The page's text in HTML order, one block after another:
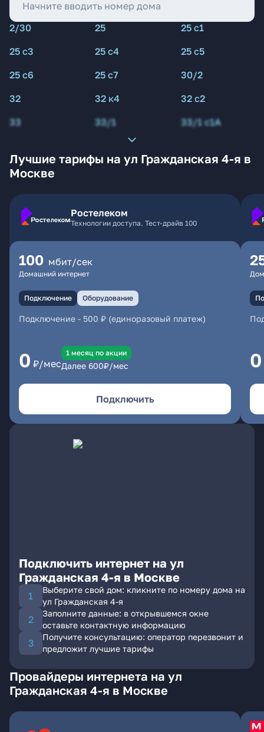
2/30 25
25 с1
25 с3
25 с4
25 с5
25 с6
25 с7
30/2
32
32 к4
32 с2
33
33/1 33/1 с1А
Лучшие тарифы на ул Гражданская 4-я в
Москве
Ростелеком
Технологии доступа. Тест-драйв 100
100 мбит/сек
Домашний интернет
Подключение Оборудование
Подключение - 500 ₽ (единоразовый платеж)
0 ₽/мес
1 месяц по акции
Далее 600₽/мес
Подключить
0
Подключить интернет на ул
Гражданская 4-я в Москве
Выберите свой дом: кликните по номеру дома на
ул Гражданская 4-я
Заполните данные: в открывшемся окне
оставьте контактную информацию
Получите консультацию: оператор перезвонит и
предложит лучшие тарифы
Провайдеры интернета на ул
Гражданская 4-я в Москве